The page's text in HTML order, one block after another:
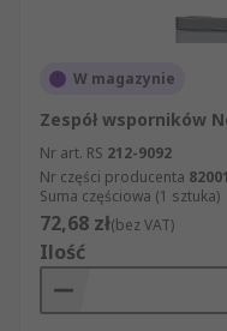
W magazynie
Zespół wsporników
Nr art. RS 212-9092
Nr części producenta
Suma częściowa (1 sztuka)
72,68 zł(bez VAT)
Ilość